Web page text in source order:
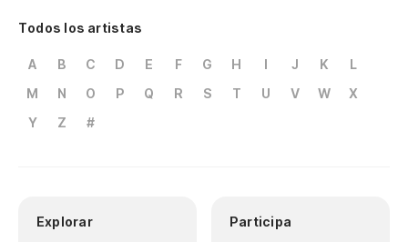
Todos los artistas
A B C D E F G H I J K
L
M
N O P Q R S T U V W
X
Y
Z #
Explorar Participa